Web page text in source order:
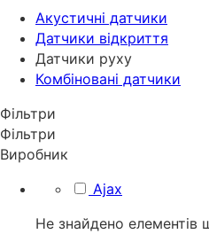
Акустичні датчики
Датчики відкриття
Датчики руху
Комбіновані датчики
Фільтри
Фільтри
Виробник
Ajax
Не знайдено елементів